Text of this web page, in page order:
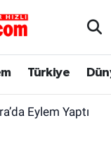
Türkiye
Eylem Yaptı